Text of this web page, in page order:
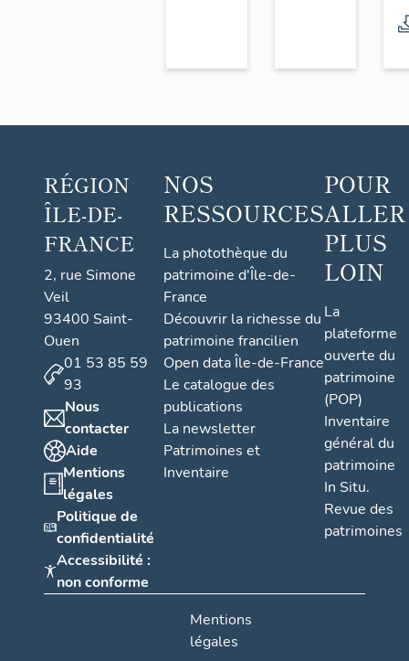
RÉGION
ÎLE-DE-
FRANCE
2, rue Simone
Veil
93400 Saint-
Ouen
01 53 85 59
93
Nous
contacter
Aide
Mentions
légales
Politique de
confidentialité
Accessibilité :
non conforme
NOS
RESSOURCES
La photothèque du
patrimoine d'Île-de-
France
Découvrir la richesse du
patrimoine francilien
Open data Île-de-France
Le catalogue des
publications
La newsletter
Patrimoines et
Inventaire
POUR
ALLER
PLUS
LOIN
La
plateforme
ouverte du
patrimoine
(POP)
Inventaire
général du
patrimoine
In Situ.
Revue des
patrimoines
Mentions
légales